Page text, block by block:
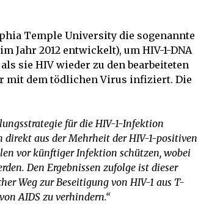
Temple University die sogenannte
Jahr 2012 entwickelt), um HIV-1-DNA
sie HIV wieder zu den bearbeiteten
mit dem tödlichen Virus infiziert. Die
für die HIV-1-Infektion
aus der Mehrheit der HIV-1-positiven
vor künftiger Infektion schützen, wobei
Den Ergebnissen zufolge ist dieser
Weg zur Beseitigung von HIV-1 aus T-
AIDS zu verhindern.“